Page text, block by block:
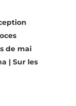
de mai
| Sur les